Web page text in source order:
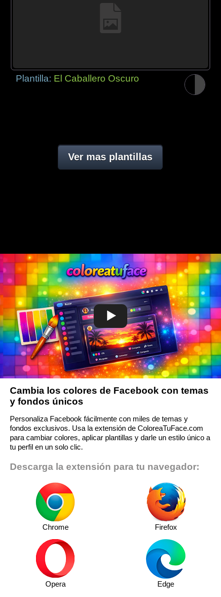
Plantilla: El Caballero Oscuro
Ver mas plantillas
Cambia los colores de Facebook con temas
y fondos únicos
Personaliza Facebook fácilmente con miles de temas y
fondos exclusivos. Usa la extensión de ColoreaTuFace.com
para cambiar colores, aplicar plantillas y darle un estilo único a
tu perfil en un solo clic.
Descarga la extensión para tu navegador:
Chrome Firefox
Opera Edge